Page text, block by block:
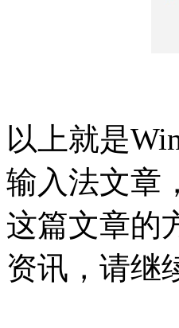
以上就是
输入法文章
这篇文章的
资讯，请继